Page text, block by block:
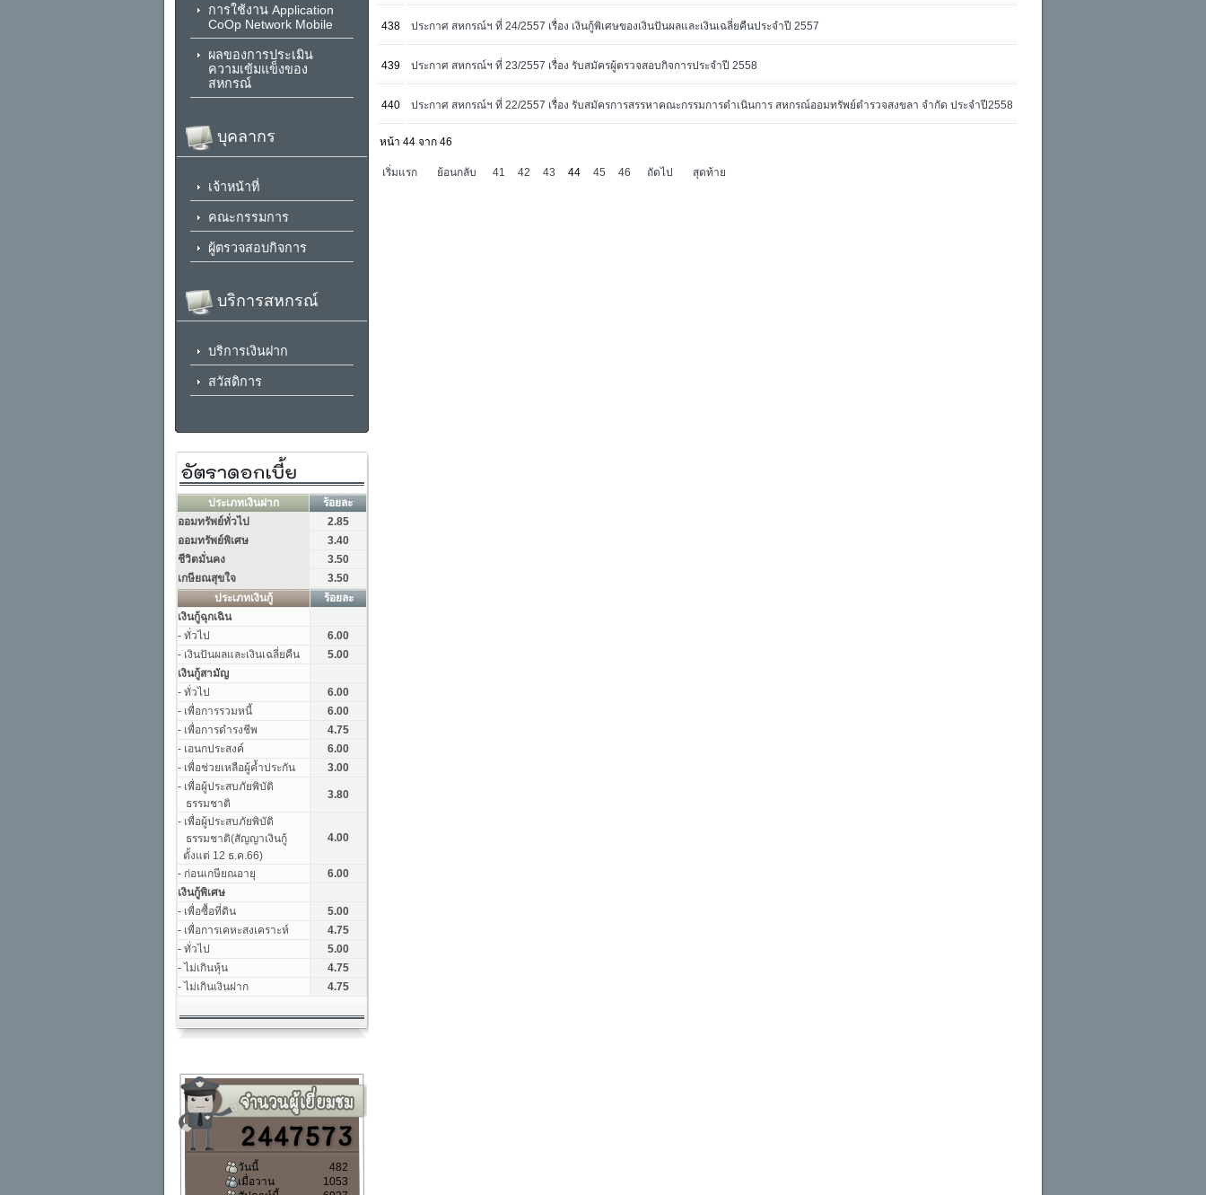
438 ประกาศ สหกรณ์ฯ ที่ 24/2557 เรื่อง เงินกู้พิเศษของเงินปันผลและเงินเฉลี่ยคืนประจำปี 2557
439 ประกาศ สหกรณ์ฯ ที่ 23/2557 เรื่อง รับสมัครผู้ตรวจสอบกิจการประจำปี 2558
440 ประกาศ สหกรณ์ฯ ที่ 22/2557 เรื่อง รับสมัครการสรรหาคณะกรรมการดำเนินการ สหกรณ์ออมทรัพย์ตำรวจสงขลา จำกัด ประจำปี2558
หน้า 44 จาก 46
เริ่มแรก ย้อนกลับ 41 42 43 44 45 46 ถัดไป สุดท้าย
การใช้งาน Application
CoOp Network Mobile
ผลของการประเมิน
ความเข้มแข็งของ
สหกรณ์
บุคลากร
เจ้าหน้าที่
คณะกรรมการ
ผู้ตรวจสอบกิจการ
บริการสหกรณ์
บริการเงินฝาก
สวัสดิการ
วันนี้
482
เมื่อวาน
1053